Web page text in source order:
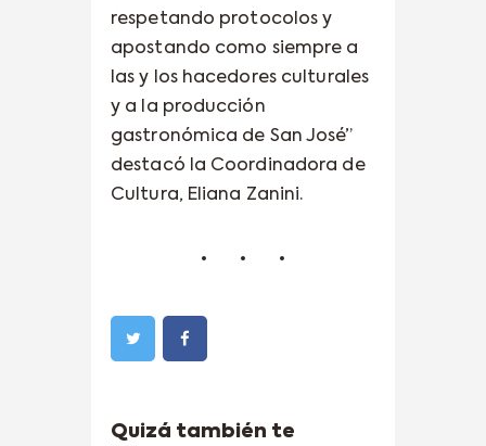
respetando protocolos y
apostando como siempre a
las y los hacedores culturales
y a la producción
gastronómica de San José”
destacó la Coordinadora de
Cultura, Eliana Zanini.
Quizá también te